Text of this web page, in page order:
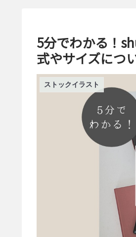
5分でわかる！
式やサイズにつ
ストックイラスト